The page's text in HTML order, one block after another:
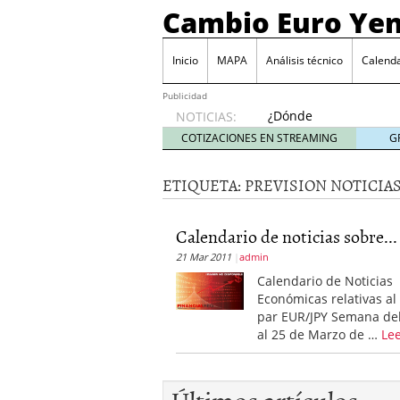
Cambio Euro
Inicio MAPA Análisis técnico
Publicidad
NOTICIAS:
¿Dónde
invertir
en
octubre
31, 2024
¿Cuál es el salario
El declive continuado
septiembre 26, 2023
El enigma del aceite de
extranjero? septiembre
COTIZACIONES EN STREAMING
ETIQUETA: PREVISION NOTICIAS
Calendario de noticias sobre...
21 Mar 2011 admin
Calendario de Noticias
Económicas relativas al
par EUR/JPY Semana
al 25 de Marzo de …